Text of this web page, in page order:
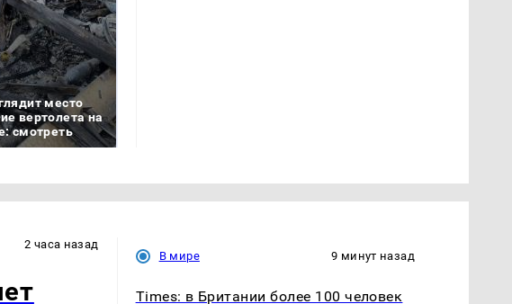
место
вертолета на
смотреть
2 часа назад
В мире 9 минут назад
Times: в Британии более 100 человек